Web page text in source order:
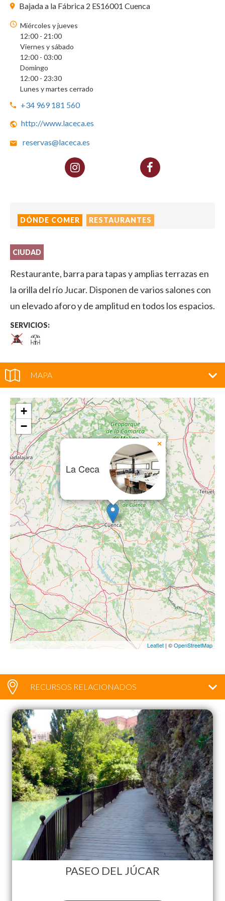
Bajada a la Fábrica 2 ES16001 Cuenca
Miércoles y jueves
12:00 - 21:00
Viernes y sábado
12:00 - 03:00
Domingo
12:00 - 23:30
Lunes y martes cerrado
+34 969 181 560
http://www.laceca.es
reservas@laceca.es
DÓNDE COMER RESTAURANTES
CIUDAD
Restaurante, barra para tapas y amplias terrazas en
la orilla del río Jucar. Disponen de varios salones con
un elevado aforo y de amplitud en todos los espacios.
SERVICIOS:
MAPA
La Ceca
×
+
−
Leaflet | ©OpenStreetMap
RECURSOS RELACIONADOS
PASEO DEL JÚCAR